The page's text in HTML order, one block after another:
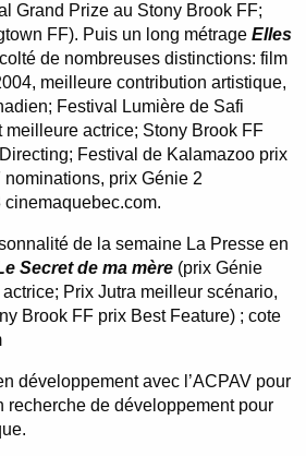
Grand Prize au Stony Brook FF;
FF). Puis un long métrageElles
de nombreuses distinctions: film
meilleure contribution artistique,
Festival Lumière de Safi
actrice; Stony Brook FF
Festival de Kalamazoo prix
prix Génie 2
de la semaine La Presse en
Secret de ma mère (prix Génie
Prix Jutra meilleur scénario,
Brook FF prix Best Feature) ; cote
développement avec l’ACPAV pour
recherche de développement pour